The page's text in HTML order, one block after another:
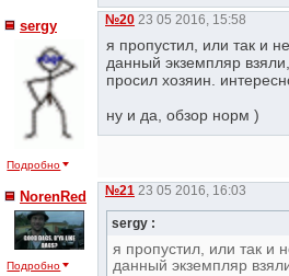
sergy
Подробно
№20 23 05 2016, 15:58
я пропустил, или так и
данный экземпляр
просил хозяин.
ну и да, обзор норм )
NorenRed
Подробно
№21 23 05 2016, 16:03
sergy :
я пропустил, или так и
данный экземпляр